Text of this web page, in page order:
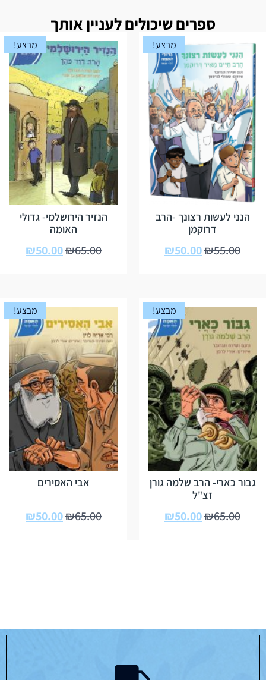
ספרים שיכולים לעניין אותך
מבצע!
הנני לעשות רצונך -הרב
דרוקמן
₪55.00
₪50.00
מבצע!
הנזיר הירושלמי- גדולי
האומה
₪65.00
₪50.00
מבצע!
גבור כארי- הרב שלמה גורן
זצ"ל
₪65.00
₪50.00
מבצע!
אבי האסירים
₪65.00
₪50.00